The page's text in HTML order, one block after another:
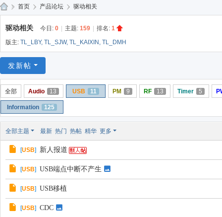
论
坛
» 首页 › 产品论坛 › 驱动相关
驱动相关 今日: 0 主题: 159 排名: 1
版主: TL_LBY, TL_SJW, TL_KAIXIN , TL_DMH
发新帖
全部 Audio 13 USB 11 PM 9 RF 13 Timer 5
Information 125
全部主题 最新 热门 热帖 精华 更多
[USB] 新人报道
[USB] USB端点中断不产生
[USB] USB移植
[USB] CDC